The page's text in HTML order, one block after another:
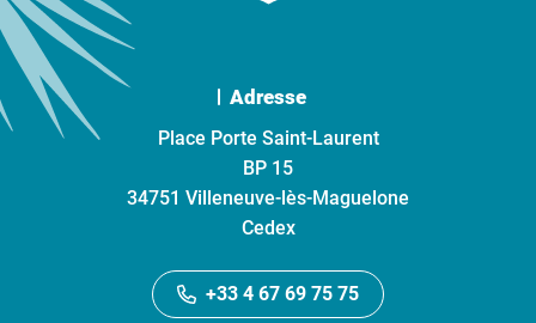
Adresse
Place Porte Saint-Laurent
BP 15
34751 Villeneuve-lès-Maguelone
Cedex
+33 4 67 69 75 75